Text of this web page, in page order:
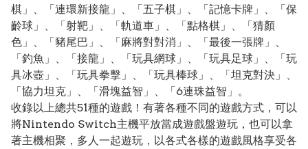
棋」、「連環新接龍」、「五子棋」、「記憶卡牌」、「保
齡球」、「射靶」、「軌道車」、「點格棋」、「猜顏
色」、「豬尾巴」、「麻將對對消」、「最後一張牌」、
「釣魚」、「接龍」、「玩具網球」、「玩具足球」、「玩
具冰壺」、「玩具拳擊」、「玩具棒球」、「坦克對決」、
「協力坦克」、「滑塊益智」、「6連珠益智」。
收錄以上總共51種的遊戲！有著各種不同的遊戲方式，可以
將Nintendo Switch主機平放當成遊戲盤遊玩，也可以拿
著主機相聚，多人一起遊玩，以各式各樣的遊戲風格享受各